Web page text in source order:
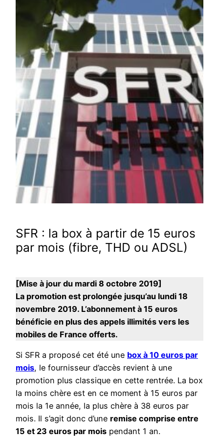
SFR : la box à partir de 15 euros
par mois (fibre, THD ou ADSL)
[Mise à jour du mardi 8 octobre 2019]
La promotion est prolongée jusqu’au lundi 18
novembre 2019. L’abonnement à 15 euros
bénéficie en plus des appels illimités vers les
mobiles de France offerts.
Si SFR a proposé cet été une box à 10 euros par
mois, le fournisseur d’accès revient à une
promotion plus classique en cette rentrée. La box
la moins chère est en ce moment à 15 euros par
mois la 1e année, la plus chère à 38 euros par
mois. Il s’agit donc d’une remise comprise entre
15 et 23 euros par mois pendant 1 an.